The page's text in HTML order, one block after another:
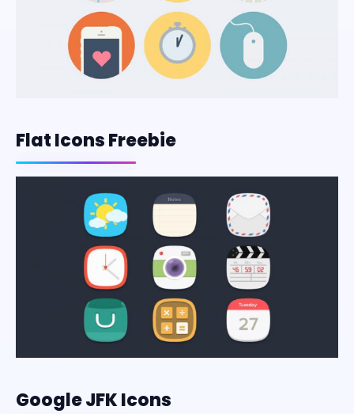
Flat Icons Freebie
Google JFK Icons